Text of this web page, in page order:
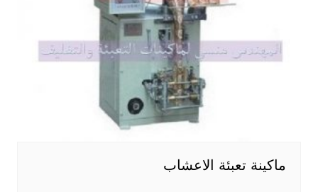
ماكينة تعبئة الاعشاب